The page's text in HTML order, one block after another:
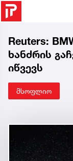
Reuters:
ხანძრის
იწვევს
მსოფლიო